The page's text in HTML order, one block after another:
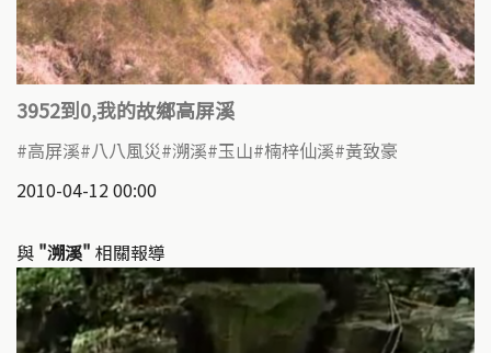
3952到0,我的故鄉高屏溪
高屏溪 八八風災 溯溪 玉山 楠梓仙溪 黃致豪
2010-04-12 00:00
與 "溯溪" 相關報導